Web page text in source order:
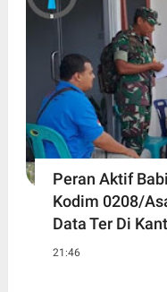
Peran Aktif
Kodim 0208/
Data Ter Di
21:46